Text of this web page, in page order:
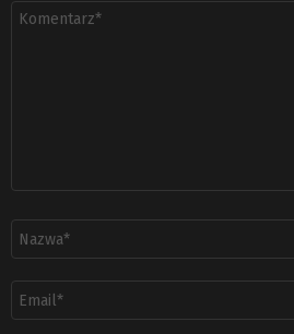
Komentarz
email
*